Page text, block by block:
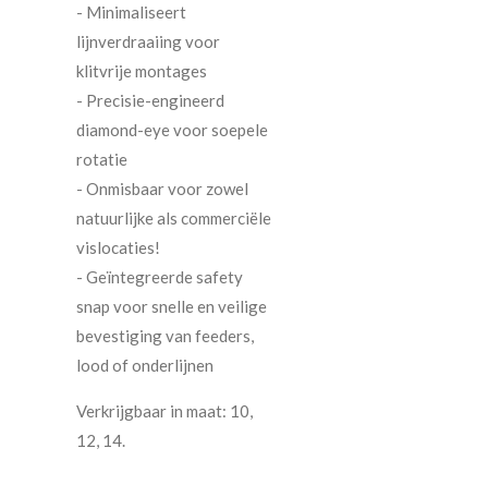
- Minimaliseert
lijnverdraaiing voor
klitvrije montages
- Precisie-engineerd
diamond-eye voor soepele
rotatie
- Onmisbaar voor zowel
natuurlijke als commerciële
vislocaties!
- Geïntegreerde safety
snap voor snelle en veilige
bevestiging van feeders,
lood of onderlijnen
Verkrijgbaar in maat: 10,
12, 14.